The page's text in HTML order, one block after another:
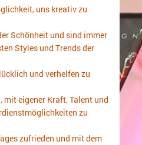
uns kreativ zu
Schönheit und sind immer
Styles und Trends der
und verhelfen zu
mit eigener Kraft, Talent und
zu
zufrieden und mit dem